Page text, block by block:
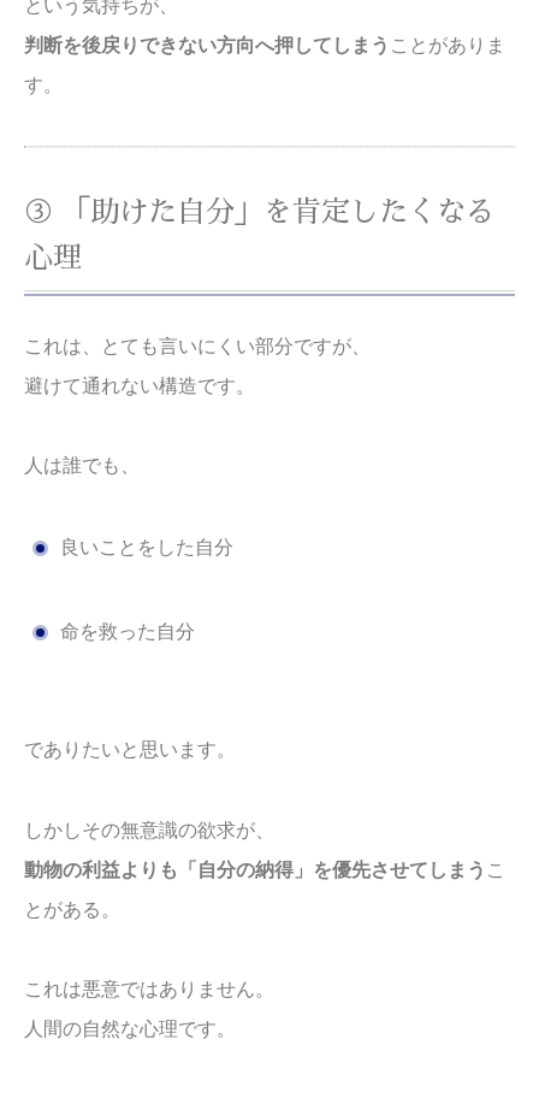
という気持ちが、
判断を後戻りできない方向へ押してしまう ことがありま
す。
③ 「助けた自分」を肯定したくなる
心理
これは、とても言いにくい部分ですが、
避けて通れない構造です。
人は誰でも、
良いことをした自分
命を救った自分
でありたいと思います。
しかしその無意識の欲求が、
動物の利益よりも「自分の納得」を優先させてしまう こ
とがある。
これは悪意ではありません。
人間の自然な心理です。